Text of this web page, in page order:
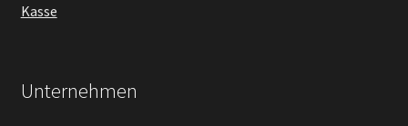
Kasse
Unternehmen